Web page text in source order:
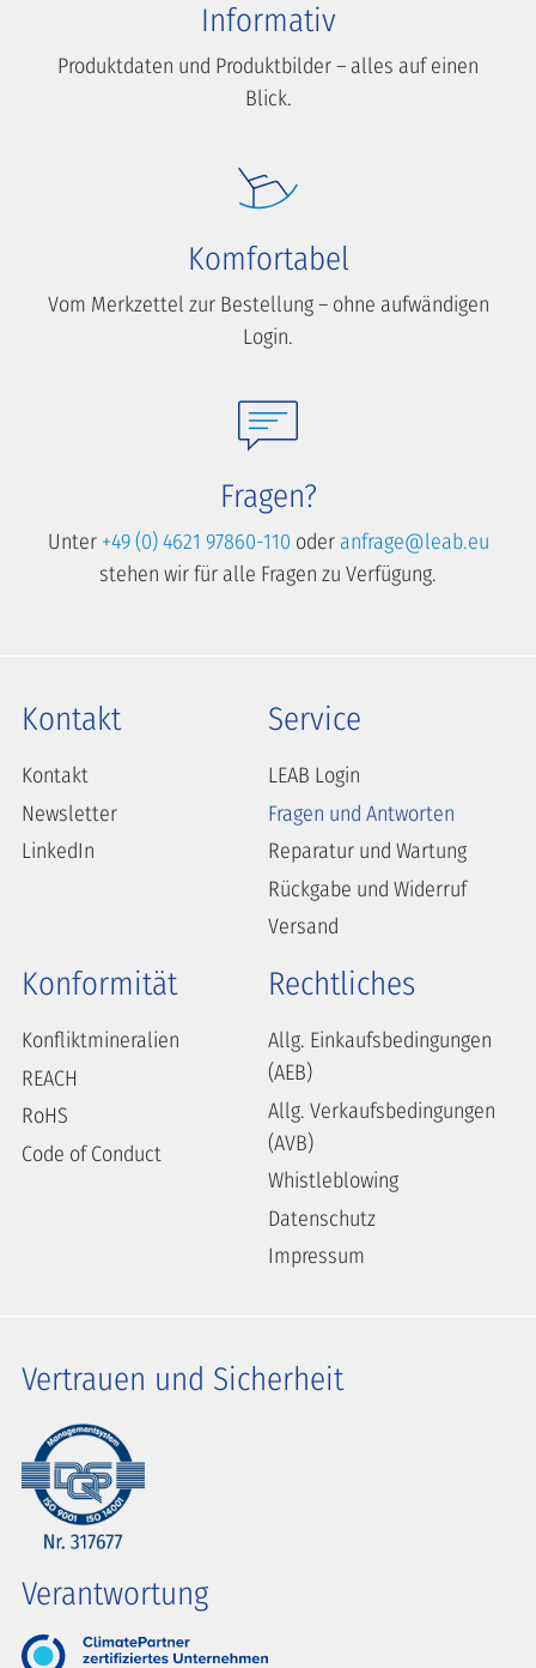
Informativ
Produktdaten und Produktbilder – alles auf einen
Blick.
Komfortabel
Vom Merkzettel zur Bestellung – ohne aufwändigen
Login.
Fragen?
Unter +49 (0) 4621 97860-110 oder anfrage@leab.eu
stehen wir für alle Fragen zu Verfügung.
Kontakt
Kontakt
Newsletter
LinkedIn
Service
LEAB Login
Fragen und Antworten
Reparatur und Wartung
Rückgabe und Widerruf
Versand
Konformität
Konfliktmineralien
REACH
RoHS
Code of Conduct
Rechtliches
Allg. Einkaufsbedingungen
(AEB)
Allg. Verkaufsbedingungen
(AVB)
Whistleblowing
Datenschutz
Impressum
Vertrauen und Sicherheit
Verantwortung